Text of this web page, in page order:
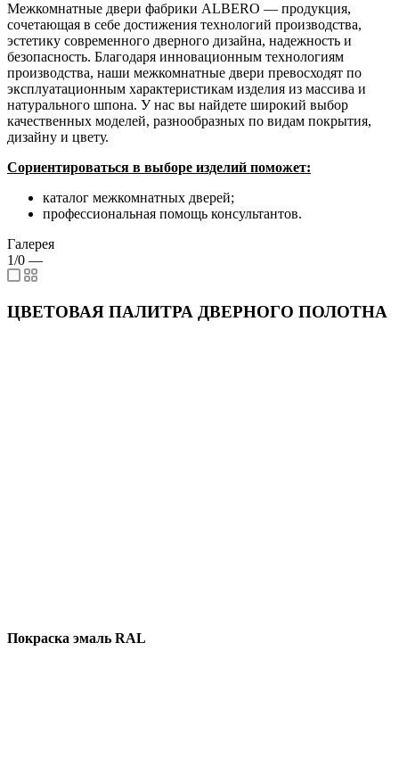
Межкомнатные двери фабрики ALBERO — продукция,
сочетающая в себе достижения технологий производства,
эстетику современного дверного дизайна, надежность и
безопасность. Благодаря инновационным технологиям
производства, наши межкомнатные двери превосходят по
эксплуатационным характеристикам изделия из массива и
натурального шпона. У нас вы найдете широкий выбор
качественных моделей, разнообразных по видам покрытия,
дизайну и цвету.
Сориентироваться в выборе изделий поможет:
каталог межкомнатных дверей;
профессиональная помощь консультантов.
Галерея
1/0 —
ЦВЕТОВАЯ ПАЛИТРА ДВЕРНОГО ПОЛОТНА
Покраска эмаль RAL